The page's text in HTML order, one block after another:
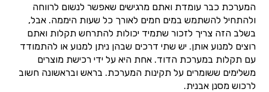
המערכת כבר עומדת ואתם מרגישים שאפשר לנשום לרווחה
ולהתחיל להשתמש במים חמים לאורך כל שעות היממה. אבל,
בשלב הזה צריך לזכור שתמיד יכולות להתרחש תקלות ואתם
רוצים למנוע אותן. יש שתי דרכים שבהן ניתן למנוע או להתמודד
עם תקלות במערכת הדוד. אחת היא על ידי רכישת מוצרים
משלימים ששומרים על תקינות המערכת. בראש ובראשונה חשוב
לרכוש מסנן אבנית.